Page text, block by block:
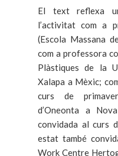
El text reflexa
l’activitat com a
(Escola Massana
com a professora
Plàstiques de la
Xalapa a Mèxic;
curs de
d’Oneonta a
convidada al curs
estat també
Work Centre